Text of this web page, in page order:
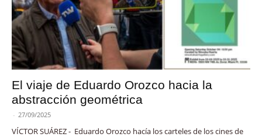
El viaje de Eduardo Orozco hacia la
abstracción geométrica
- 27/09/2025
VÍCTOR SUÁREZ - Eduardo Orozco hacía los carteles de los cines de